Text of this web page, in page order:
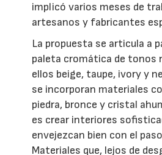
implicó varios meses de
artesanos y fabricantes
La propuesta se articula a
paleta cromática de tonos
ellos beige, taupe, ivory y
se incorporan materiales
piedra, bronce y cristal
es crear interiores
envejezcan bien con el
Materiales que, lejos de